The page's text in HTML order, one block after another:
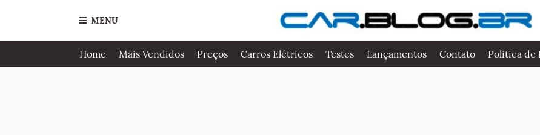
MENU
Home Mais Vendidos Preços Carros Elétricos Testes Lançamentos Contato Politica de